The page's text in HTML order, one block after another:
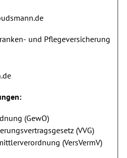
und Pflegeversicherung
(GewO)
(VVG)
(VersVermV)